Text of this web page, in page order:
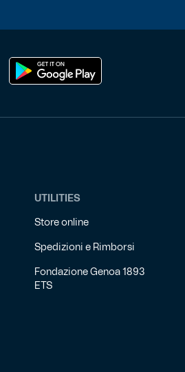
UTILITIES
Store online
Spedizioni e Rimborsi
Fondazione Genoa 1893
ETS